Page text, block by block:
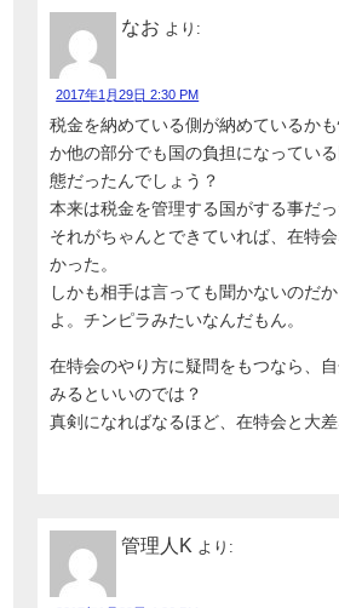
なお より:
2017年1月29日 2:30 PM
税金を納めている側が納めているか
か他の部分でも国の負担になってい
態だったんでしょう？
本来は税金を管理する国がする事だっ
それがちゃんとできていれば、在特
かった。
しかも相手は言っても聞かないのだ
よ。チンピラみたいなんだもん。
在特会のやり方に疑問をもつなら、
みるといいのでは？
真剣になればなるほど、在特会と大差
管理人K より: